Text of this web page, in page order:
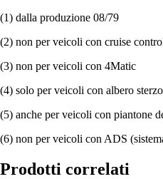
(1) dalla produzione 08/79
(2) non per veicoli con cruise
(3) non per veicoli con 4Matic
(4) solo per veicoli con albero
(5) anche per veicoli con piantone
(6) non per veicoli con ADS
Prodotti correlati